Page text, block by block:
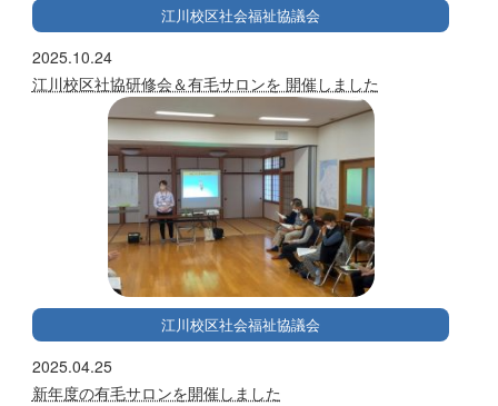
江川校区社会福祉協議会
2025.10.24
江川校区社協研修会＆有毛サロンを 開催しました
江川校区社会福祉協議会
2025.04.25
新年度の有毛サロンを開催しました